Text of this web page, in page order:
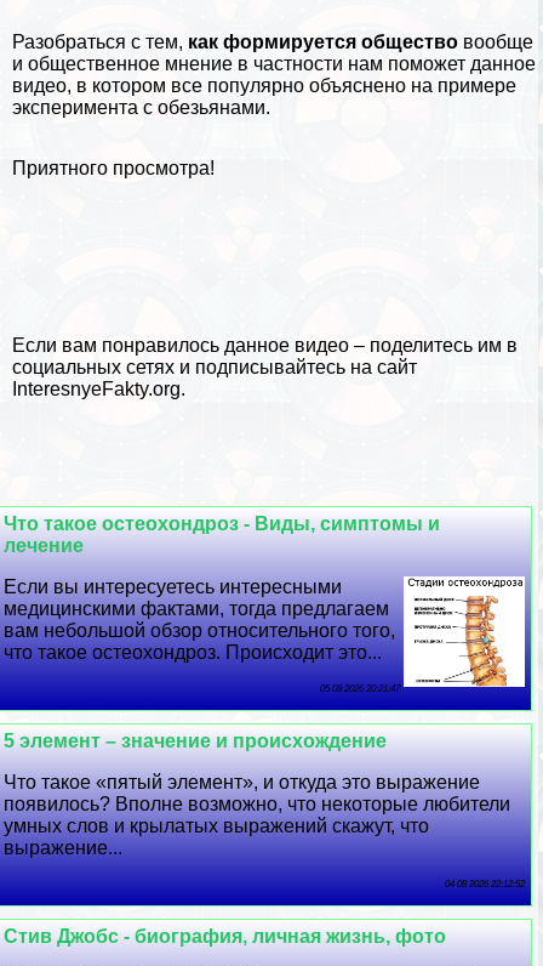
Разобраться с тем, как формируется общество вообще
и общественное мнение в частности нам поможет данное
видео, в котором все популярно объяснено на примере
эксперимента с обезьянами.
Приятного просмотра!
Если вам понравилось данное видео – поделитесь им в
социальных сетях и подписывайтесь на сайт
InteresnyeFakty.org.
Что такое остеохондроз - Виды, симптомы и
лечение
Если вы интересуетесь интересными
медицинскими фактами, тогда предлагаем
вам небольшой обзор относительного того,
что такое остеохондроз. Происходит это...
05 08 2026 20:21:47
5 элемент – значение и происхождение
Что такое «пятый элемент», и откуда это выражение
появилось? Вполне возможно, что некоторые любители
умных слов и крылатых выражений скажут, что
выражение...
04 08 2026 22:12:52
Стив Джобс - биография, личная жизнь, фото